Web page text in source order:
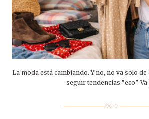
La moda está cambiando. Y no, no va solo
seguir tendencias “eco”. Va